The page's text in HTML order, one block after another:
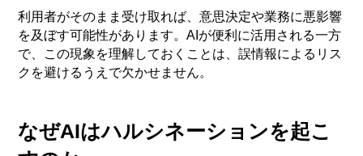
利用者がそのまま受け取れば、意思決定や業務に悪影響
を及ぼす可能性があります。AIが便利に活用される一方
で、この現象を理解しておくことは、誤情報によるリス
クを避けるうえで欠かせません。
なぜAIはハルシネーションを起こ